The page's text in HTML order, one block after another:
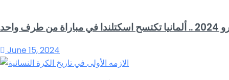
من طرف واحد
June 15, 2024